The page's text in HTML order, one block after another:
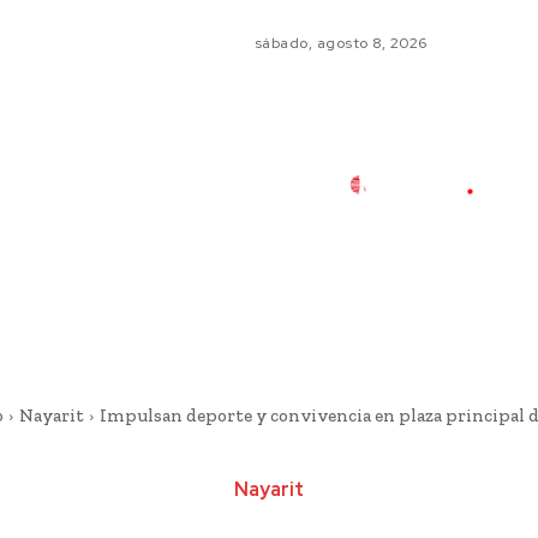
sábado, agosto 8, 2026
Nayarit Impulsan deporte y convivencia en plaza principal
Nayarit